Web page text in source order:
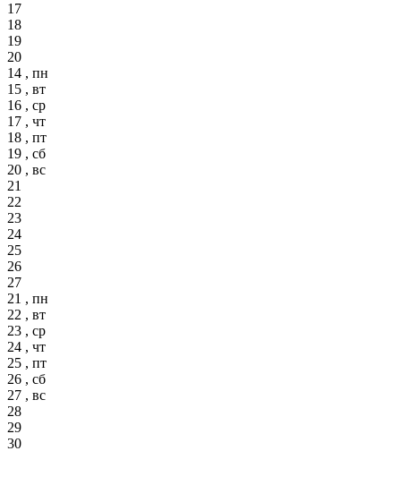
17
18
19
20
14 , пн
15 , вт
16 , ср
17 , чт
18 , пт
19 , сб
20 , вс
21
22
23
24
25
26
27
21 , пн
22 , вт
23 , ср
24 , чт
25 , пт
26 , сб
27 , вс
28
29
30